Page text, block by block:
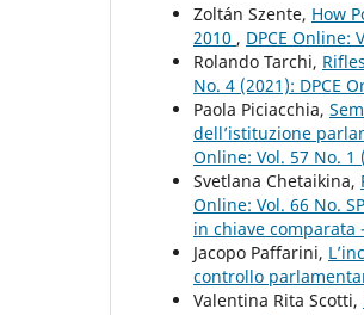
Zoltán Szente, How
2010 , DPCE Online:
Rolando Tarchi,
No. 4 (2021): DPCE
Paola Piciacchia,
dell’istituzione
Online: Vol. 57 No. 1
Svetlana Chetaikina,
Online: Vol. 66 No.
in chiave comparata
Jacopo Paffarini,
controllo
Valentina Rita Scotti,